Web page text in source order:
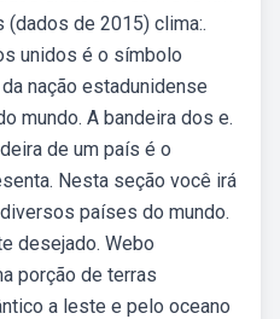
(dados de 2015) clima:.
unidos é o símbolo
nação estadunidense
mundo. A bandeira dos e.
de um país é o
Nesta seção você irá
países do mundo.
desejado. Webo
porção de terras
a leste e pelo oceano